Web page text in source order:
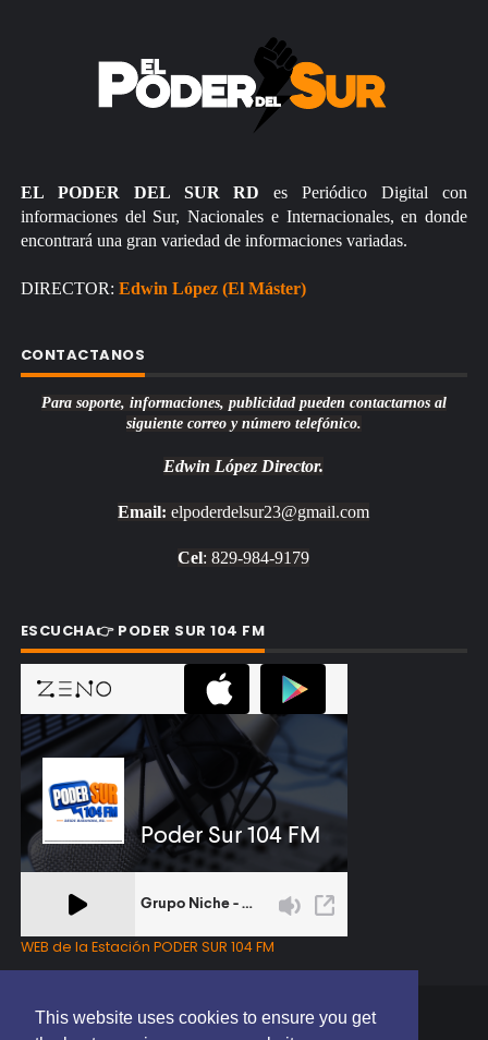
This website uses cookies to ensure you get
EL PODER DEL SUR RD es Periódico Digital con
informaciones del Sur, Nacionales e Internacionales, en donde
encontrará una gran variedad de informaciones variadas.
DIRECTOR: Edwin López (El Máster)
CONTACTANOS
Para soporte, informaciones, publicidad pueden contactarnos al
siguiente correo y número telefónico.
Edwin López Director.
Email: elpoderdelsur23@gmail.com
Cel: 829-984-9179
ESCUCHA👉 PODER SUR 104 FM
WEB de la Estación PODER SUR 104 FM